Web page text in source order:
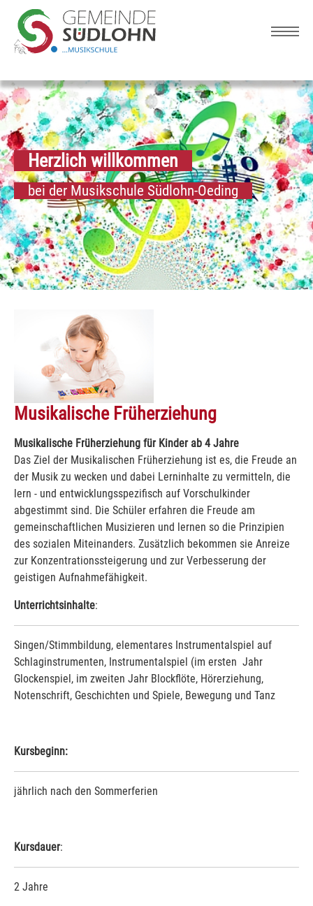
Skip to main navigation
Zum Hauptinhalt springen
Skip to page footer
Herzlich willkommen
bei der Musikschule Südlohn-Oeding
Musikalische Früherziehung
Musikalische Früherziehung für Kinder ab 4 Jahre
Das Ziel der Musikalischen Früherziehung ist es, die Freude an
der Musik zu wecken und dabei Lerninhalte zu vermitteln, die
lern - und entwicklungsspezifisch auf Vorschulkinder
abgestimmt sind. Die Schüler erfahren die Freude am
gemeinschaftlichen Musizieren und lernen so die Prinzipien
des sozialen Miteinanders. Zusätzlich bekommen sie Anreize
zur Konzentrationssteigerung und zur Verbesserung der
geistigen Aufnahmefähigkeit.
Unterrichtsinhalte:
Singen/Stimmbildung, elementares Instrumentalspiel auf
Schlaginstrumenten, Instrumentalspiel (im ersten Jahr
Glockenspiel, im zweiten Jahr Blockflöte, Hörerziehung,
Notenschrift, Geschichten und Spiele, Bewegung und Tanz
Kursbeginn:
jährlich nach den Sommerferien
Kursdauer:
2 Jahre